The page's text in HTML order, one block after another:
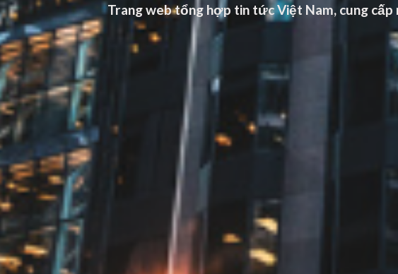
Trang web tổng hợp tin tức Việt Nam, cung